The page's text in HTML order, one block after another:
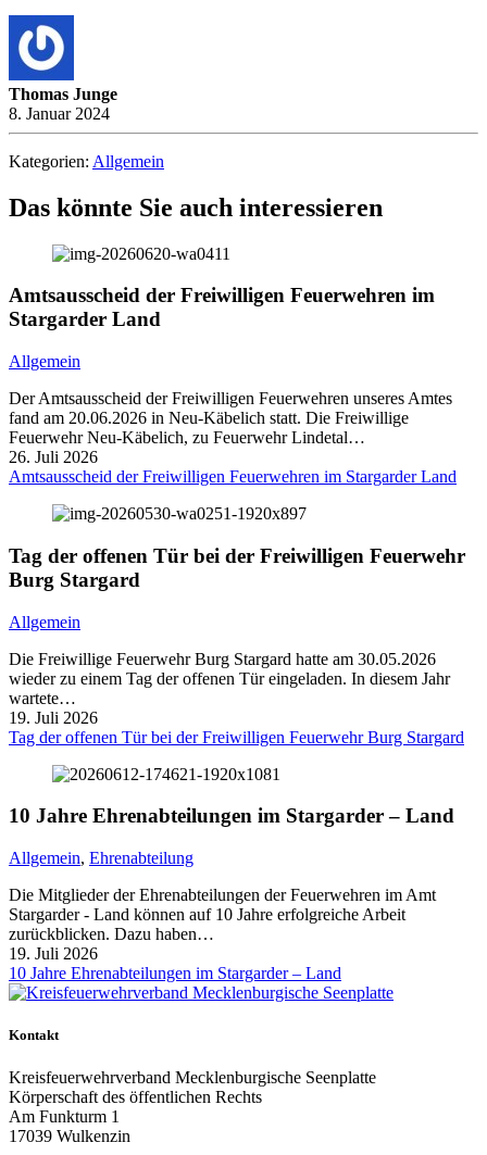
Thomas Junge
8. Januar 2024
Kategorien: Allgemein
Das könnte Sie auch interessieren
Amtsausscheid der Freiwilligen Feuerwehren im
Stargarder Land
Allgemein
Der Amtsausscheid der Freiwilligen Feuerwehren unseres Amtes
fand am 20.06.2026 in Neu-Käbelich statt. Die Freiwillige
Feuerwehr Neu-Käbelich, zu Feuerwehr Lindetal…
26. Juli 2026
Amtsausscheid der Freiwilligen Feuerwehren im Stargarder Land
Tag der offenen Tür bei der Freiwilligen Feuerwehr
Burg Stargard
Allgemein
Die Freiwillige Feuerwehr Burg Stargard hatte am 30.05.2026
wieder zu einem Tag der offenen Tür eingeladen. In diesem Jahr
wartete…
19. Juli 2026
Tag der offenen Tür bei der Freiwilligen Feuerwehr Burg Stargard
10 Jahre Ehrenabteilungen im Stargarder – Land
Allgemein, Ehrenabteilung
Die Mitglieder der Ehrenabteilungen der Feuerwehren im Amt
Stargarder - Land können auf 10 Jahre erfolgreiche Arbeit
zurückblicken. Dazu haben…
19. Juli 2026
10 Jahre Ehrenabteilungen im Stargarder – Land
Kontakt
Kreisfeuerwehrverband Mecklenburgische Seenplatte
Körperschaft des öffentlichen Rechts
Am Funkturm 1
17039 Wulkenzin